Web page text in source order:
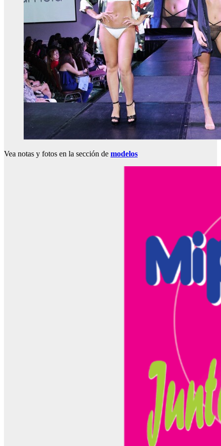
Vea notas y fotos en la sección de modelos